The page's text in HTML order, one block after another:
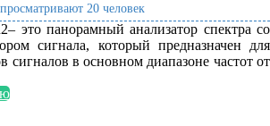
20 человек
это панорамный анализатор спектра со
сигнала, который предназначен для
сигналов в основном диапазоне частот от